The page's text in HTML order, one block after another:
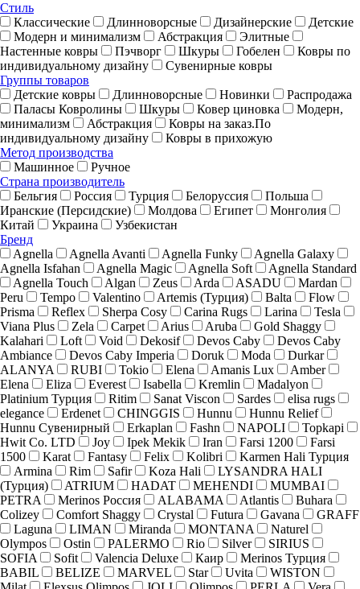
Стиль
Классические
Длинноворсные Дизайнерские
Детские
Модерн и минимализм
Абстракция
Элитные
Настенные ковры
Пэчворг Шкуры Гобелен
Ковры по
индивидуальному дизайну
Cувенирные ковры
Группы товаров
Детские ковры
Длинноворсные Новинки
Распродажа
Паласы Ковролины
Шкуры Ковер циновка
Модерн,
минимализм
Абстракция
Ковры на заказ.По
индивидуальному дизайну
Ковры в прихожую
Метод производства
Машинное
Ручное
Страна производитель
Бельгия
Россия Турция Белоруссия
Польша
Иранские (Персидские)
Молдова Египет
Монголия
Китай
Украина
Узбекистан
Бренд
Agnella
Agnella Avanti Agnella Funky
Agnella Galaxy
Agnella Isfahan
Agnella Magic Agnella Soft
Agnella Standard
Agnella Touch
Algan Zeus Arda ASADU
Mardan
Peru
Tempo Valentino Artemis (Турция) Balta
Flow
Prisma
Reflex Sherpa Cosy Carina Rugs Larina
Tesla
Viana Plus
Zela Carpet Arius Aruba
Gold Shaggy
Kalahari
Loft Void Dekosif Devos Caby
Devos Caby
Ambiance
Devos Caby Imperia Doruk Moda
Durkar
ALANYA
RUBI Tokio Elena Amanis Lux
Amber
Elena
Eliza Everest Isabella Kremlin
Madalyon
Platinium Турция
Ritim Sanat Viscon Sardes
elisa rugs
elegance
Erdenet CHINGGIS Hunnu
Hunnu Relief
Hunnu Сувенирный
Erkaplan Fashn NAPOLI
Topkapi
Hwit Co. LTD
Joy Ipek Mekik Iran Farsi 1200
Farsi
1500
Karat Fantasy Felix Kolibri
Karmen Hali Турция
Armina
Rim Safir Koza Hali
LYSANDRA HALI
(Турция)
ATRIUM HADAT MEHENDI
MUMBAI
PETRA
Merinos Россия ALABAMA Atlantis
Buhara
Colizey
Comfort Shaggy Crystal Futura Gavana
GRAFF
Laguna
LIMAN Miranda MONTANA
Naturel
Olympos
Ostin PALERMO Rio Silver
SIRIUS
SOFIA
Sofit Valencia Deluxe Каир
Merinos Турция
BABIL
BELIZE MARVEL Star Uvita
WISTON